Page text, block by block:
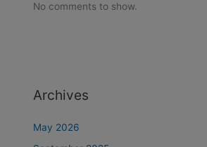
No comments to show.
Archives
May 2026